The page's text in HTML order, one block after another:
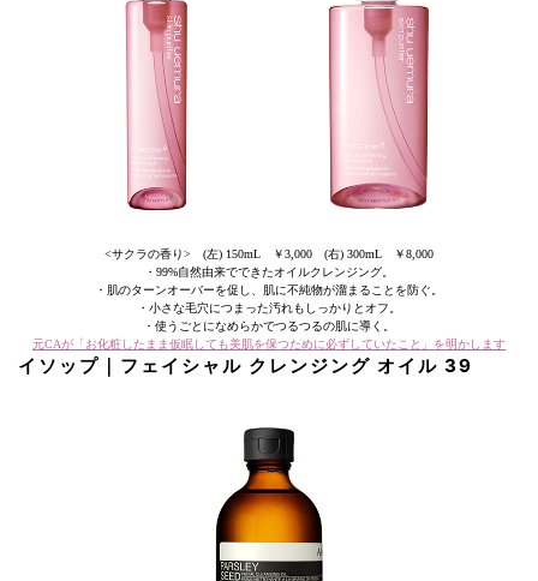
<サクラの香り> (左) 150mL ￥3,000 (右) 300mL ￥8,000
・99%自然由来でできたオイルクレンジング。
・肌のターンオーバーを促し、肌に不純物が溜まることを防ぐ。
・小さな毛穴につまった汚れもしっかりとオフ。
・使うごとになめらかでつるつるの肌に導く。
元CAが「お化粧したまま仮眠しても美肌を保つために必ずしていたこと」を明かします
イソップ｜フェイシャル クレンジング オイル 39